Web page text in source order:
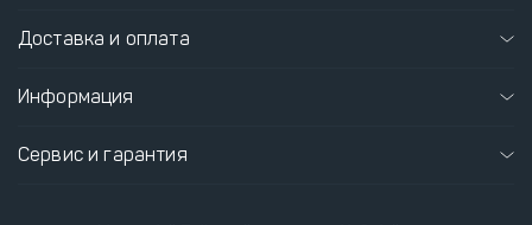
Доставка и оплата
Информация
Сервис и гарантия